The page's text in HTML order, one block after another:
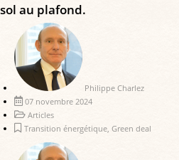
sol au plafond.
Philippe Charlez
07 novembre 2024
Articles
Transition énergétique, Green deal